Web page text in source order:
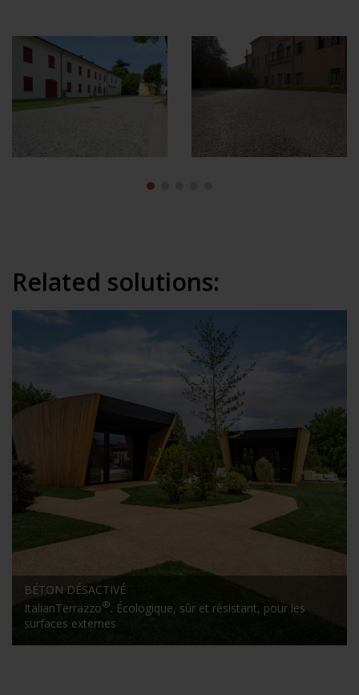
Related solutions:
BÉTON DÉSACTIVÉ
ItalianTerrazzo®. Écologique, sûr et résistant, pour les
surfaces externes